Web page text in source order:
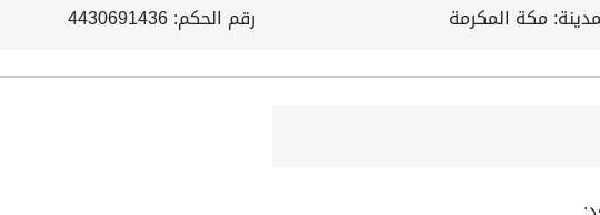
مكة المكرمة رقم الحكم: 4430691436